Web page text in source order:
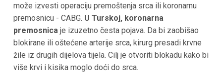
može izvesti operaciju premoštenja srca ili koronarnu
premosnicu - CABG. U Turskoj, koronarna
premosnica je izuzetno česta pojava. Da bi zaobišao
blokirane ili oštećene arterije srca, kirurg presadi krvne
žile iz drugih dijelova tijela. Cilj je otvoriti blokadu kako bi
više krvi i kisika moglo doći do srca.